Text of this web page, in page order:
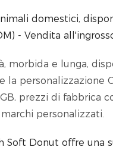
domestici,
- Vendita
morbida e lunga,
personalizzazione
prezzi di fabbrica
personalizzati.
Soft Donut offre una